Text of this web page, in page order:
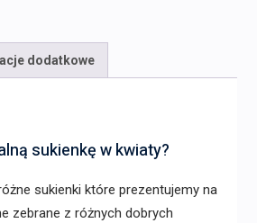
dodatkowe
sukienkę w kwiaty?
sukienki które prezentujemy na
zebrane z różnych dobrych